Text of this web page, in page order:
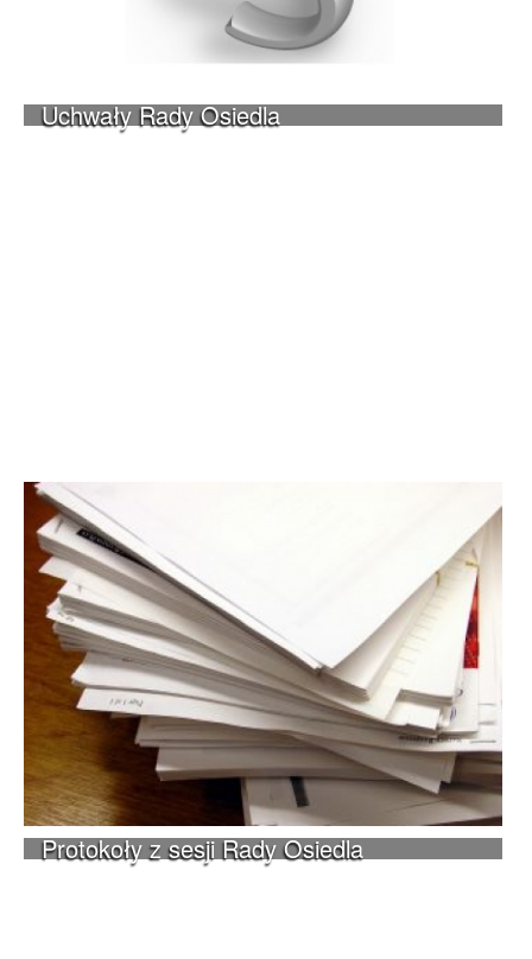
Uchwały Rady Osiedla
Protokoły z sesji Rady Osiedla